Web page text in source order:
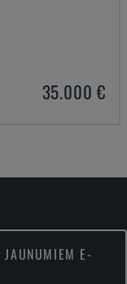
35.000 €
JAUNUMIEM E-